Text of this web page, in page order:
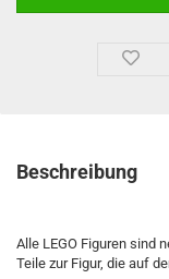
Beschreibung
Alle LEGO Figuren sind
Teile zur Figur, die auf